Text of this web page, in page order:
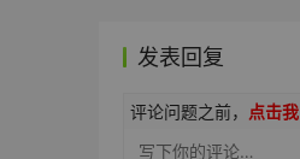
发表回复
评论问题之前， 点击我